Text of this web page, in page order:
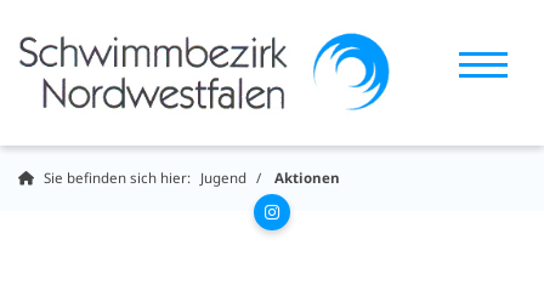
Sie befinden sich hier: Jugend Aktionen